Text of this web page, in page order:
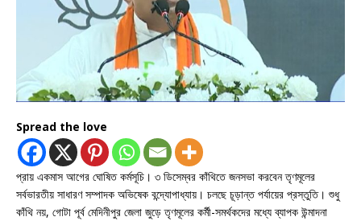
Spread the love
প্রায় একমাস আগের ঘোষিত কর্মসূচি। ৩ ডিসেম্বর কাঁথিতে জনসভা করবেন তৃণমূলের
সর্বভারতীয় সাধারণ সম্পাদক অভিষেক বন্দ্যোপাধ্যায়। চলছে চূড়ান্ত পর্যায়ের প্রস্তুতি। শুধু
কাঁথি নয়, গোটা পূর্ব মেদিনীপুর জেলা জুড়ে তৃণমূলের কর্মী-সমর্থকদের মধ্যে ব্যাপক উন্মাদনা